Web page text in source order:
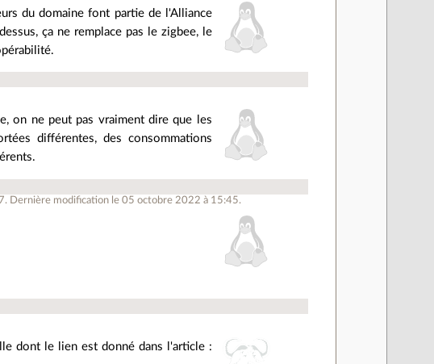
du domaine font partie de l'Alliance
ça ne remplace pas le zigbee, le
on ne peut pas vraiment dire que les
différentes, des consommations
. Dernière modification le 05 octobre 2022 à 15:45.
dont le lien est donné dans l'article :